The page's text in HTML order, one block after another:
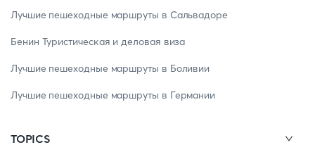
Лучшие пешеходные маршруты в Сальвадоре
Бенин Туристическая и деловая виза
Лучшие пешеходные маршруты в Боливии
Лучшие пешеходные маршруты в Германии
TOPICS